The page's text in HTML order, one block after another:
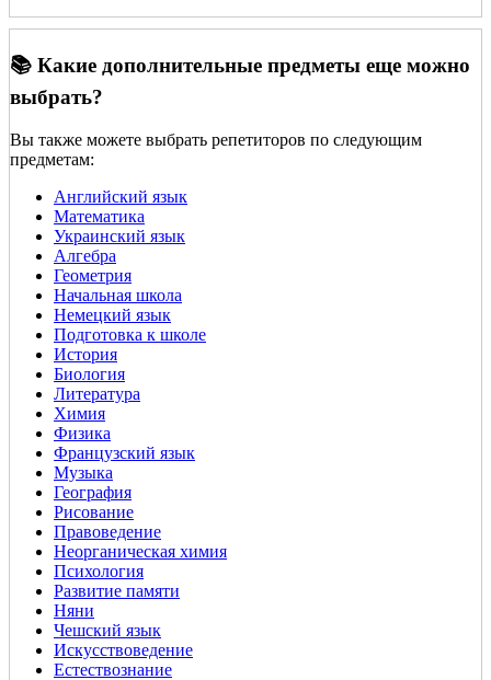
📚 Какие дополнительные предметы еще можно
выбрать?
Вы также можете выбрать репетиторов по следующим
предметам:
Английский язык
Математика
Украинский язык
Алгебра
Геометрия
Начальная школа
Немецкий язык
Подготовка к школе
История
Биология
Литература
Химия
Физика
Французский язык
Музыка
География
Рисование
Правоведение
Неорганическая химия
Психология
Развитие памяти
Няни
Чешский язык
Искусствоведение
Естествознание